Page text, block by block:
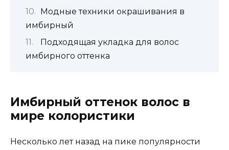
Модные техники окрашивания в
имбирный
Подходящая укладка для волос
имбирного оттенка
Имбирный оттенок волос в
мире колористики
Несколько лет назад на пике популярности